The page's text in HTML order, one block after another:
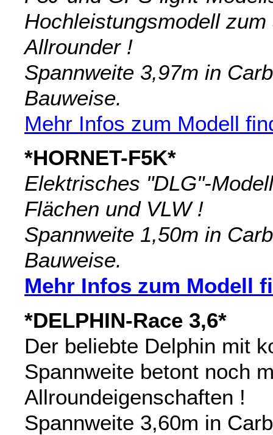
Hochleistungsmodell
Allrounder !
Spannweite 3,97m in
Bauweise.
Mehr Infos zum Modell
*HORNET-F5K*
Elektrisches "DLG"-
Flächen und VLW !
Spannweite 1,50m in
Bauweise.
Mehr Infos zum Modell
*DELPHIN-Race 3,6*
Der beliebte Delphin mit
Spannweite betont noch
Allroundeigenschaften !
Spannweite 3,60m in